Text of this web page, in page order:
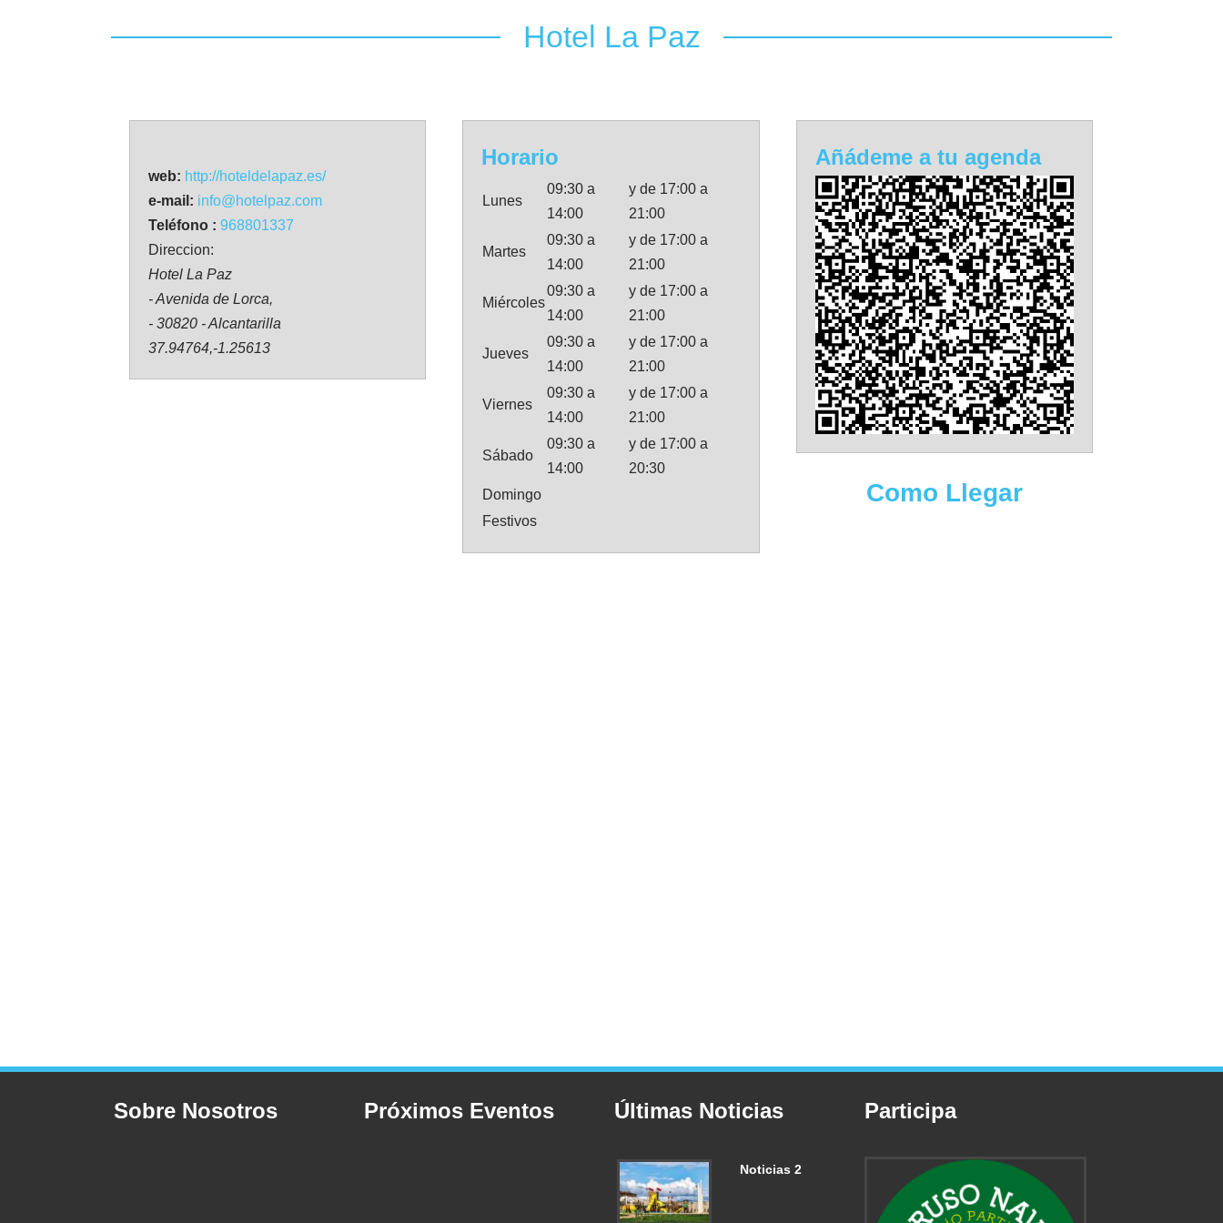
Hotel La Paz
web: http://hoteldelapaz.es/
e-mail: info@hotelpaz.com
Teléfono : 968801337
Direccion:
Hotel La Paz
- Avenida de Lorca,
- 30820 - Alcantarilla
37.94764,-1.25613
Horario
Lunes
09:30 a
14:00
y de 17:00 a
21:00
Martes
09:30 a
14:00
y de 17:00 a
21:00
Miércoles
09:30 a
14:00
y de 17:00 a
21:00
Jueves
09:30 a
14:00
y de 17:00 a
21:00
Viernes
09:30 a
14:00
y de 17:00 a
21:00
Sábado
09:30 a
14:00
y de 17:00 a
20:30
Domingo
Festivos
Añádeme a tu agenda
Como Llegar
Sobre Nosotros Próximos Eventos Últimas Noticias
Noticias 2
Participa